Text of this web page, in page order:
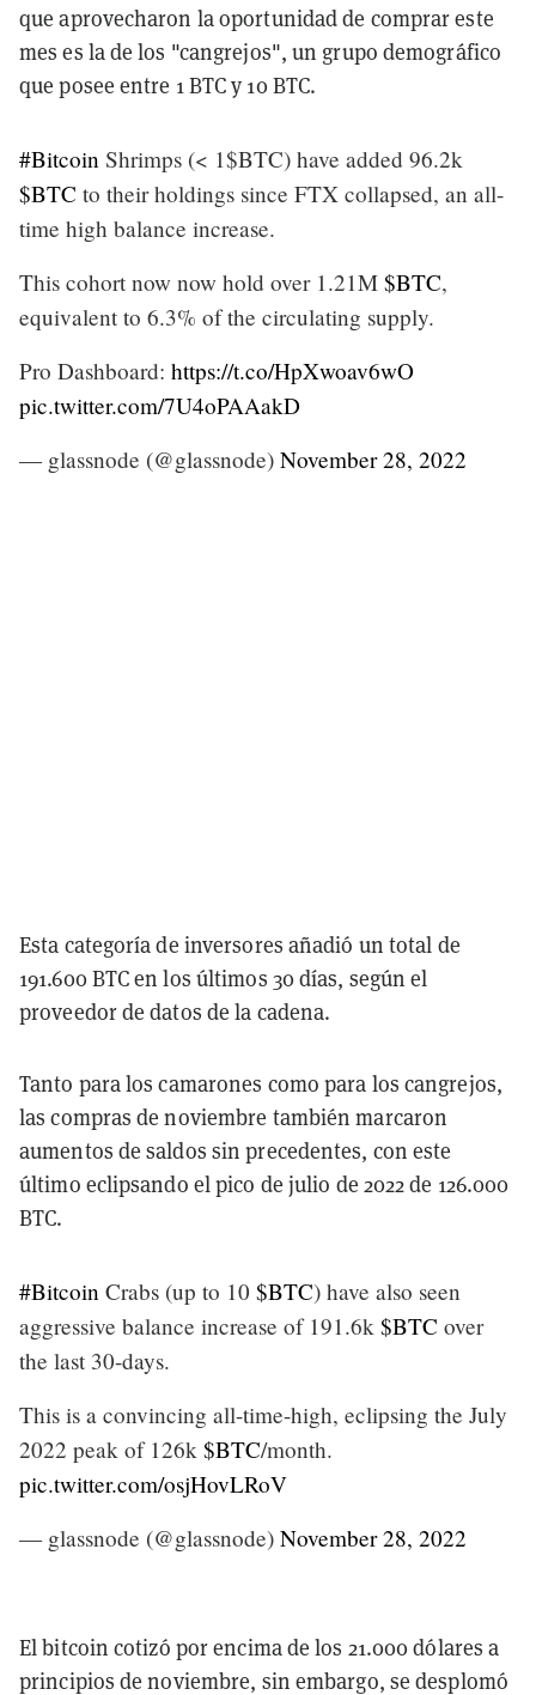
que aprovecharon la oportunidad de comprar este
mes es la de los "cangrejos", un grupo demográfico
que posee entre 1 BTC y 10 BTC.
#Bitcoin Shrimps (< 1$BTC) have added 96.2k
$BTC to their holdings since FTX collapsed, an all-
time high balance increase.
This cohort now now hold over 1.21M $BTC,
equivalent to 6.3% of the circulating supply.
Pro Dashboard: https://t.co/HpXwoav6wO
pic.twitter.com/7U4oPAAakD
— glassnode (@glassnode) November 28, 2022
Esta categoría de inversores añadió un total de
191.600 BTC en los últimos 30 días, según el
proveedor de datos de la cadena.
Tanto para los camarones como para los cangrejos,
las compras de noviembre también marcaron
aumentos de saldos sin precedentes, con este
último eclipsando el pico de julio de 2022 de 126.000
BTC.
#Bitcoin Crabs (up to 10 $BTC) have also seen
aggressive balance increase of 191.6k $BTC over
the last 30-days.
This is a convincing all-time-high, eclipsing the July
2022 peak of 126k $BTC/month.
pic.twitter.com/osjHovLRoV
— glassnode (@glassnode) November 28, 2022
El bitcoin cotizó por encima de los 21.000 dólares a
principios de noviembre, sin embargo, se desplomó